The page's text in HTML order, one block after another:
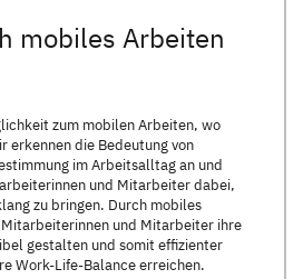
mobiles Arbeiten
zum mobilen Arbeiten, wo
erkennen die Bedeutung von
im Arbeitsalltag an und
und Mitarbeiter dabei,
zu bringen. Durch mobiles
und Mitarbeiter ihre
gestalten und somit effizienter
Work-Life-Balance erreichen.